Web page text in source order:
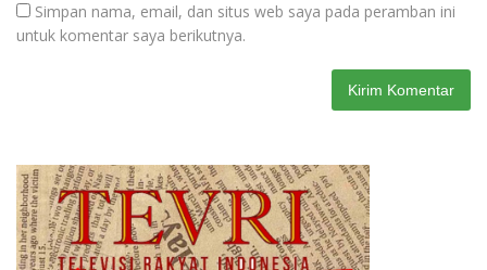
Simpan nama, email, dan situs web saya pada peramban ini
untuk komentar saya berikutnya.